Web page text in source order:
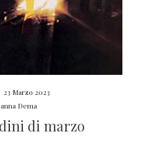
23 Marzo 2023
Dema
di marzo